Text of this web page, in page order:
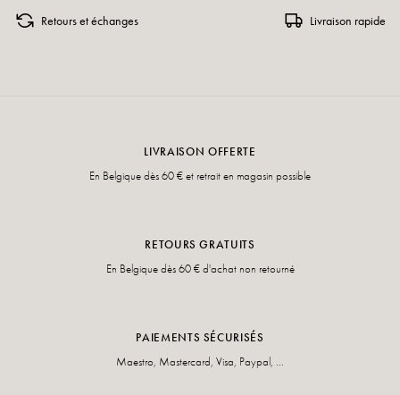
Retours et échanges Livraison rapide
LIVRAISON OFFERTE
En Belgique dès 60 € et retrait en magasin possible
RETOURS GRATUITS
En Belgique dès 60 € d'achat non retourné
PAIEMENTS SÉCURISÉS
Maestro, Mastercard, Visa, Paypal, ...